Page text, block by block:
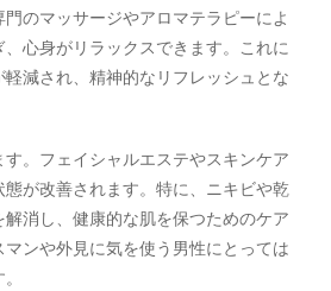
のマッサージやアロマテラピーによ
心身がリラックスできます。これに
減され、精神的なリフレッシュとな
。フェイシャルエステやスキンケア
が改善されます。特に、ニキビや乾
消し、健康的な肌を保つためのケア
ンや外見に気を使う男性にとっては